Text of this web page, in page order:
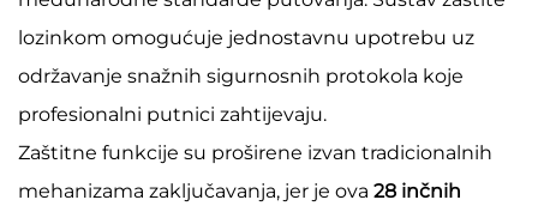
lozinkom omogućuje jednostavnu upotrebu uz
održavanje snažnih sigurnosnih protokola koje
profesionalni putnici zahtijevaju.
Zaštitne funkcije su proširene izvan tradicionalnih
mehanizama zaključavanja, jer je ova 28 inčnih